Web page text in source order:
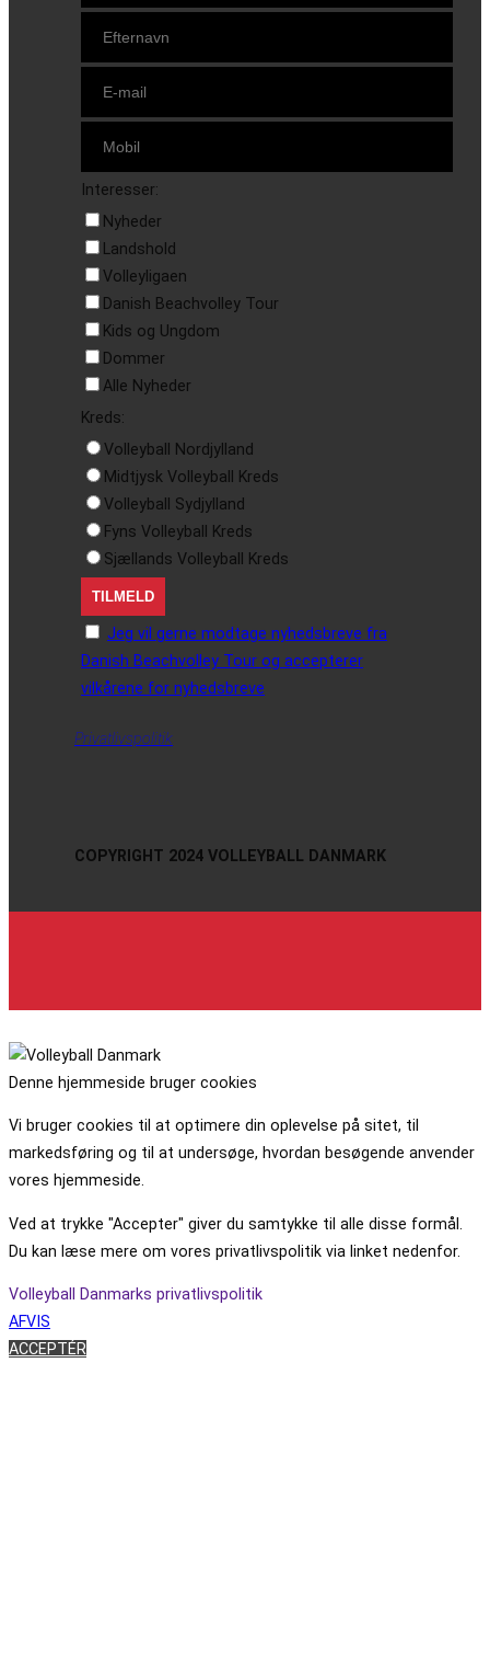
Interesser:
Nyheder
Landshold
Volleyligaen
Danish Beachvolley Tour
Kids og Ungdom
Dommer
Alle Nyheder
Kreds:
Volleyball Nordjylland
Midtjysk Volleyball Kreds
Volleyball Sydjylland
Fyns Volleyball Kreds
Sjællands Volleyball Kreds
Jeg vil gerne modtage nyhedsbreve fra
Danish Beachvolley Tour og accepterer
vilkårene for nyhedsbreve
Privatlivspolitik
COPYRIGHT 2024 VOLLEYBALL DANMARK
Denne hjemmeside bruger cookies
Vi bruger cookies til at optimere din oplevelse på sitet, til
markedsføring og til at undersøge, hvordan besøgende anvender
vores hjemmeside.
Ved at trykke "Accepter" giver du samtykke til alle disse formål.
Du kan læse mere om vores privatlivspolitik via linket nedenfor.
Volleyball Danmarks privatlivspolitik
AFVIS
ACCEPTÉR